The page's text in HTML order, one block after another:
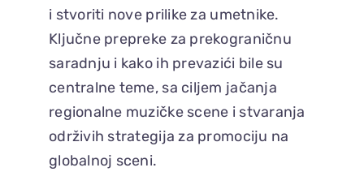
i stvoriti nove prilike za umetnike.
Ključne prepreke za prekograničnu
saradnju i kako ih prevazići bile su
centralne teme, sa ciljem jačanja
regionalne muzičke scene i stvaranja
održivih strategija za promociju na
globalnoj sceni.